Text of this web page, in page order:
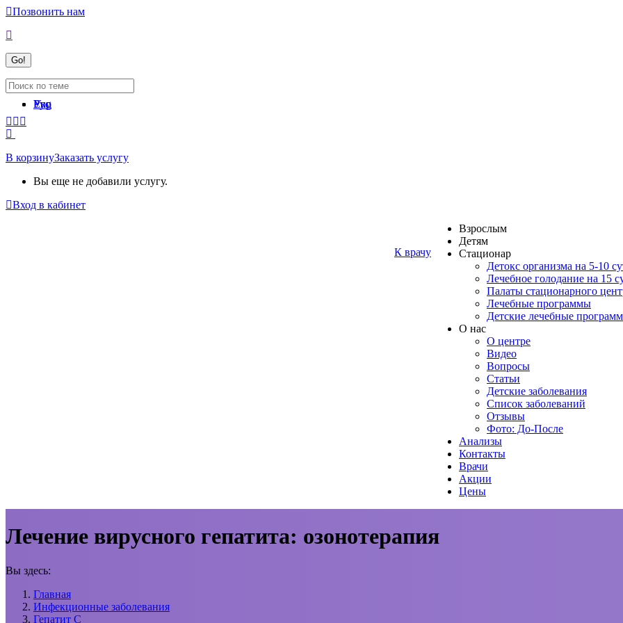
Позвонить нам
Укр
Рус
Eng
В корзинуЗаказать услугу
Вы еще не добавили услугу.
Вход в кабинет
Взрослым
Детям
Стационар
Детокс организма на 5-10
Лечебное голодание на 15
Палаты стационарного
Лечебные программы
Детские лечебные
О нас
О центре
Видео
Вопросы
Статьи
Детские заболевания
Список заболеваний
Отзывы
Фото: До-После
Анализы
Контакты
Врачи
Акции
Цены
К врачу
Лечение вирусного гепатита: озонотерапия
Вы здесь:
Главная
Инфекционные заболевания
Гепатит С